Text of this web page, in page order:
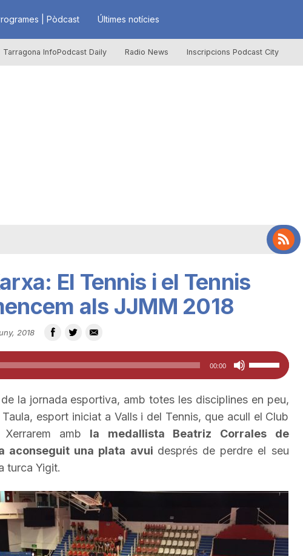
| Pòdcast Últimes notícies
Tarragona InfoPodcast Daily Radio News Inscripcions Podcast City
El Tennis i el Tennis
als JJMM 2018
2018
00:00
Feu
servir
les
tecles
de
fletxa
avall
per
incrementar
la jornada esportiva, amb totes les disciplines en peu,
esport iniciat a Valls i del Tennis, que acull el Club
amb la medallista Beatriz Corrales de
aconseguit una plata avui després de perdre el seu
turca Yigit.